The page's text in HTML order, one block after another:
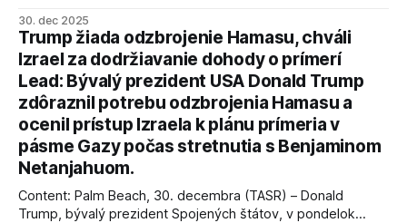
30. dec 2025
Trump žiada odzbrojenie Hamasu, chváli
Izrael za dodržiavanie dohody o prímerí
Lead: Bývalý prezident USA Donald Trump
zdôraznil potrebu odzbrojenia Hamasu a
ocenil prístup Izraela k plánu prímeria v
pásme Gazy počas stretnutia s Benjaminom
Netanjahuom.
Content: Palm Beach, 30. decembra (TASR) – Donald
Trump, bývalý prezident Spojených štátov, v pondelok